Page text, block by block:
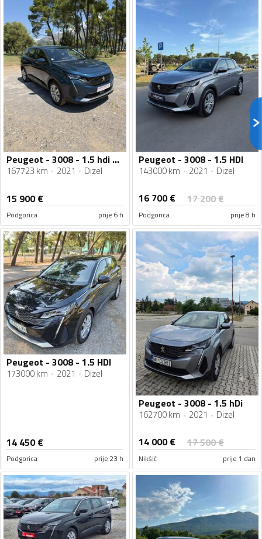
Peugeot - 3008 - 1.5 hdi Automatik
167723 km 2021 Dizel
15 900€
Podgorica prije 6 h
Peugeot - 3008 - 1.5 HDI
143000 km 2021 Dizel
16 700€ 17 200€
Podgorica prije 8 h
Peugeot - 3008 - 1.5 HDI
173000 km 2021 Dizel
14 450€
Podgorica prije 23 h
Peugeot - 3008 - 1.5 hDi
162700 km 2021 Dizel
14 000€ 17 500€
Nikšić prije 1 dan